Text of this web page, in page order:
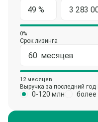
0%
Срок лизинга
12 месяцев
Выручка за последний год
0-120 млн более